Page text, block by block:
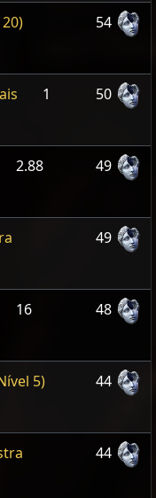
54
1
50
2.88
49
49
16
48
5)
44
44